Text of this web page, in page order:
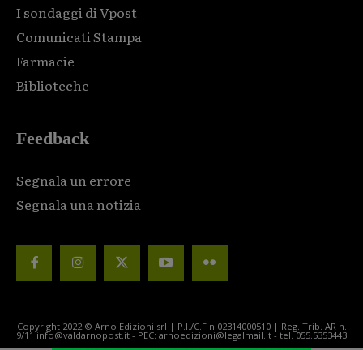
I sondaggi di Vpost
Comunicati Stampa
Farmacie
Biblioteche
Feedback
Segnala un errore
Segnala una notizia
Copyright 2022 © Arno Edizioni srl | P.I./C.F n.02314000510 | Reg. Trib. AR n.
9/11 info@valdarnopost.it - PEC: arnoedizioni@legalmail.it - tel. 055.5353443